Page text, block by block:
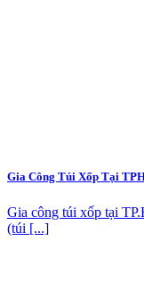
Gia Công Túi Xốp Tại
Gia công túi xốp tại
(túi [...]